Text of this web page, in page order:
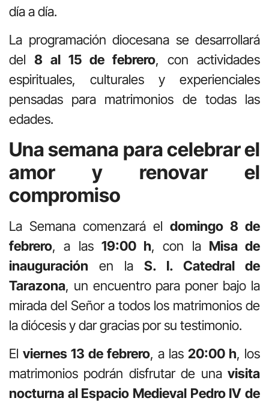
día a día.
La programación diocesana se desarrollará
del 8 al 15 de febrero, con actividades
espirituales, culturales y experienciales
pensadas para matrimonios de todas las
edades.
Una semana para celebrar el
amor y renovar el
compromiso
La Semana comenzará el domingo 8 de
febrero, a las 19:00 h, con la Misa de
inauguración en la S. I. Catedral de
Tarazona, un encuentro para poner bajo la
mirada del Señor a todos los matrimonios de
la diócesis y dar gracias por su testimonio.
El viernes 13 de febrero, a las 20:00 h, los
matrimonios podrán disfrutar de una visita
nocturna al Espacio Medieval Pedro IV de